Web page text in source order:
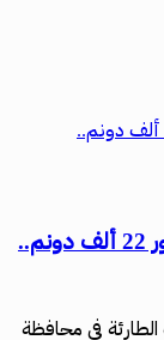
تجاوز الأثر الزراعي لفيضان الفرات في دير الزور 22 ألف دونم..
في محافظة